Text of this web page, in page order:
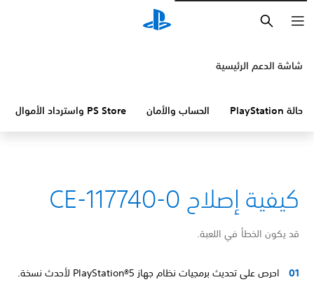
شاشة الدعم الرئيسية
حالة PlayStation الحساب والأمان PS Store واسترداد الأموال
كيفية إصلاح CE-117740-0
قد يكون الخطأ في اللعبة.
احرص على تحديث برمجيات نظام جهاز PlayStation®5 لأحدث نسخة.